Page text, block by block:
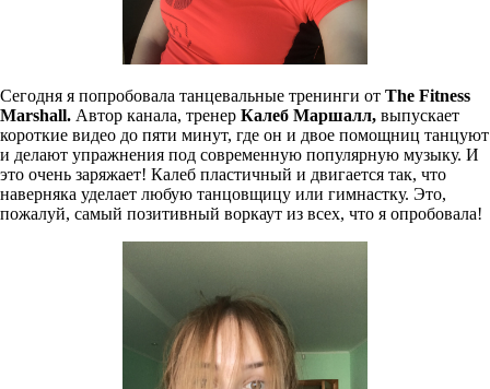
Сегодня я попробовала танцевальные тренинги от The Fitness
Marshall. Автор канала, тренер Калеб Маршалл, выпускает
короткие видео до пяти минут, где он и двое помощниц танцуют
и делают упражнения под современную популярную музыку. И
это очень заряжает! Калеб пластичный и двигается так, что
наверняка уделает любую танцовщицу или гимнастку. Это,
пожалуй, самый позитивный воркаут из всех, что я опробовала!